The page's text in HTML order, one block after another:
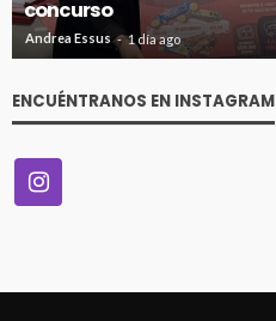
concurso
Andrea Essus 1 día ago
ENCUÉNTRANOS EN INSTAGRAM